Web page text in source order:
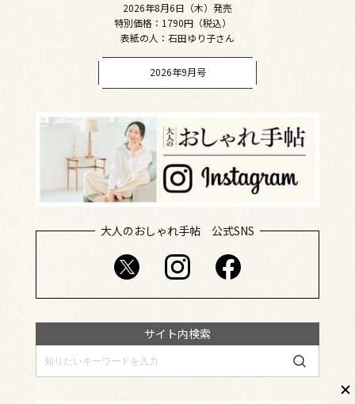
2026年8月6日（木）発売
特別価格：1790円（税込）
表紙の人：石田ゆり子さん
2026年9月号
大人のおしゃれ手帖 公式SNS
サイト内検索